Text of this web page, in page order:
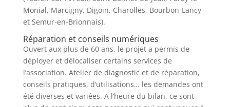
Monial, Marcigny, Digoin, Charolles, Bourbon-Lancy
et Semur-en-Brionnais).
Réparation et conseils numériques
Ouvert aux plus de 60 ans, le projet a permis de
déployer et délocaliser certains services de
l’association. Atelier de diagnostic et de réparation,
conseils pratiques, d’utilisations… les demandes ont
été diverses et variées. A l’heure du bilan, ce sont